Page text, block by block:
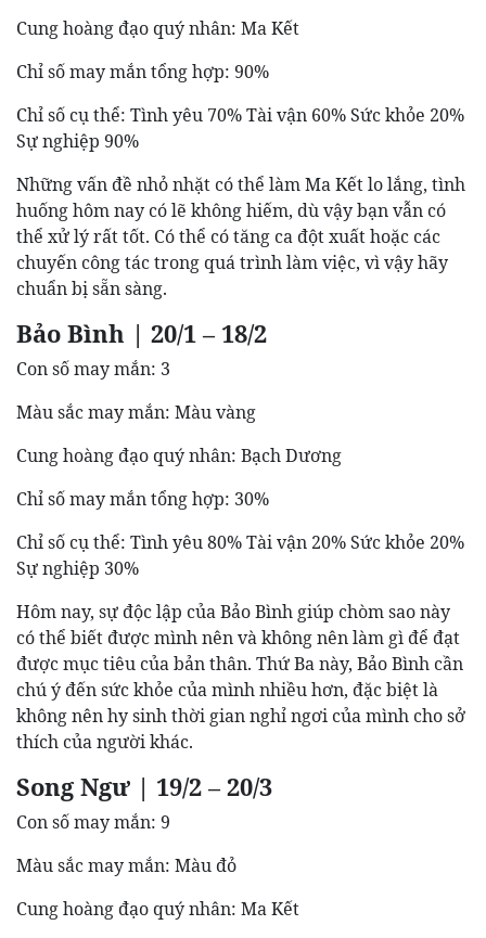
Cung hoàng đạo quý nhân: Ma Kết
Chỉ số may mắn tổng hợp: 90%
Chỉ số cụ thể: Tình yêu 70% Tài vận 60% Sức khỏe 20%
Sự nghiệp 90%
Những vấn đề nhỏ nhặt có thể làm Ma Kết lo lắng, tình
huống hôm nay có lẽ không hiếm, dù vậy bạn vẫn có
thể xử lý rất tốt. Có thể có tăng ca đột xuất hoặc các
chuyến công tác trong quá trình làm việc, vì vậy hãy
chuẩn bị sẵn sàng.
Bảo Bình | 20/1 – 18/2
Con số may mắn: 3
Màu sắc may mắn: Màu vàng
Cung hoàng đạo quý nhân: Bạch Dương
Chỉ số may mắn tổng hợp: 30%
Chỉ số cụ thể: Tình yêu 80% Tài vận 20% Sức khỏe 20%
Sự nghiệp 30%
Hôm nay, sự độc lập của Bảo Bình giúp chòm sao này
có thể biết được mình nên và không nên làm gì để đạt
được mục tiêu của bản thân. Thứ Ba này, Bảo Bình cần
chú ý đến sức khỏe của mình nhiều hơn, đặc biệt là
không nên hy sinh thời gian nghỉ ngơi của mình cho sở
thích của người khác.
Song Ngư | 19/2 – 20/3
Con số may mắn: 9
Màu sắc may mắn: Màu đỏ
Cung hoàng đạo quý nhân: Ma Kết